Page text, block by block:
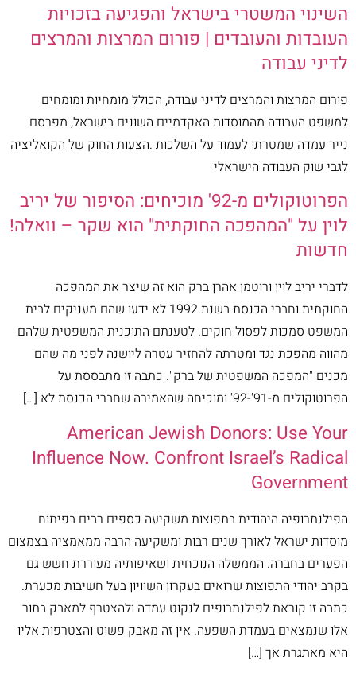
השינוי המשטרי בישראל והפגיעה בזכויות
העובדות והעובדים | פורום המרצות והמרצים
לדיני עבודה
פורום המרצות והמרצים לדיני עבודה, הכולל מומחיות ומומחים
למשפט העבודה מהמוסדות האקדמיים השונים בישראל, מפרסם
נייר עמדה שמטרתו לעמוד על השלכות .הצעות החוק של הקואליציה
לגבי שוק העבודה הישראלי
הפרוטוקולים מ-92' מוכיחים: הסיפור של יריב
לוין על "המהפכה החוקתית" הוא שקר – וואלה!
חדשות
לדברי יריב לוין ורוטמן אהרן ברק הוא זה שיצר את המהפכה
החוקתית וחברי הכנסת בשנת 1992 לא ידעו שהם מעניקים לבית
המשפט סמכות לפסול חוקים. לטענתם התוכנית המשפטית שלהם
מהווה מהפכת נגד ומטרתה להחזיר עטרה ליושנה לפני מה שהם
מכנים "המפכה המשפטית של ברק". כתבה זו מתבססת על
הפרוטוקולים מ-91'-92' ומוכיחה שהאמירה שחברי הכנסת לא […]
American Jewish Donors: Use Your
Influence Now. Confront Israel’s Radical
Government
הפילנתרופיה היהודית בתפוצות משקיעה כספים רבים בפיתוח
מוסדות ישראל לאורך שנים רבות ומשקיעה הרבה ממאמציה בצמצום
הפערים בחברה. הממשלה הנוכחית ושאיפותיה מעוררת חשש גם
בקרב יהודי התפוצות שרואים בעקרון השוויון בעל חשיבות מכערת.
כתבה זו קוראת לפילנתרופים לנקוט עמדה ולהצטרף למאבק בתור
אלו שנמצאים בעמדת השפעה. אין זה מאבק פשוט והצטרפות אליו
היא מאתגרת אך […]